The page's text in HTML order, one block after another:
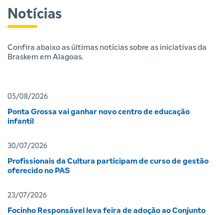
Notícias
Confira abaixo as últimas notícias sobre as iniciativas da
Braskem em Alagoas.
05/08/2026
Ponta Grossa vai ganhar novo centro de educação
infantil
30/07/2026
Profissionais da Cultura participam de curso de gestão
oferecido no PAS
23/07/2026
Focinho Responsável leva feira de adoção ao Conjunto